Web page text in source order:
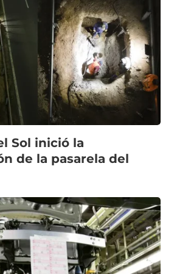
Sol inició la
de la pasarela del